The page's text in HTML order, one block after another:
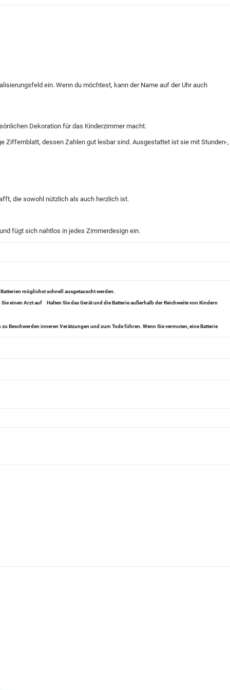
ein. Wenn du möchtest, kann der Name auf der Uhr auch
Dekoration für das Kinderzimmer macht.
Ziffernblatt, dessen Zahlen gut lesbar sind. Ausgestattet ist sie mit Stunden-,
die sowohl nützlich als auch herzlich ist.
fügt sich nahtlos in jedes Zimmerdesign ein.
möglichst schnell ausgetauscht werden.
einen Arzt auf Halten Sie das Gerät und die Batterie außerhalb der Reichweite von Kindern
Beschwerden inneren Verätzungen und zum Tode führen. Wenn Sie vermuten, eine Batterie